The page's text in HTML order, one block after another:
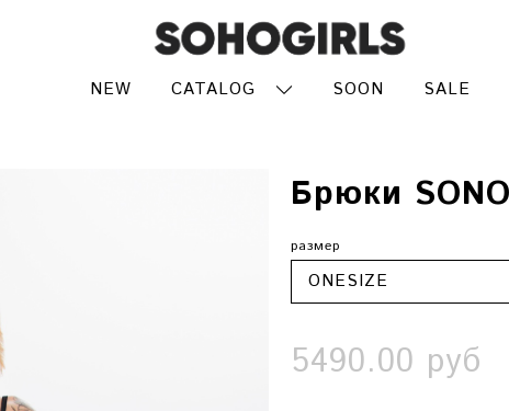
NEW CATALOG SOON SALE
Брюки
размер
5490.00 руб